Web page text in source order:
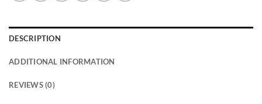
DESCRIPTION
ADDITIONAL INFORMATION
REVIEWS (0)